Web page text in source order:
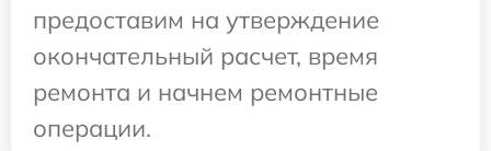
предоставим на утверждение
окончательный расчет, время
ремонта и начнем ремонтные
операции.